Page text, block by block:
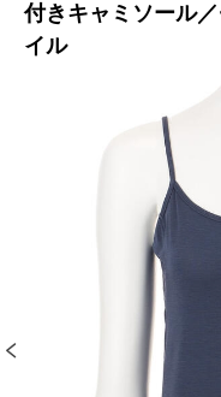
付きキャミソール
イル